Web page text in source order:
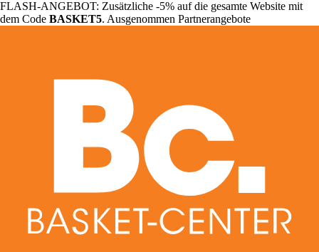
FLASH-ANGEBOT: Zusätzliche -5% auf die gesamte Website mit
dem Code BASKET5. Ausgenommen Partnerangebote